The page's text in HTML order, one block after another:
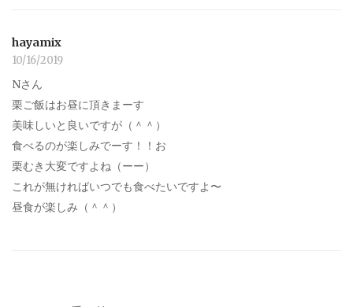
hayamix
10/16/2019
Nさん
栗ご飯はお昼に頂きまーす
美味しいと良いですが（＾＾）
食べるのが楽しみでーす！！お
栗むき大変ですよね（ーー）
これが無ければいつでも食べたいですよ〜
昼食が楽しみ（＾＾）